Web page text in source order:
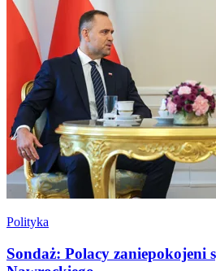
Polityka
Sondaż: Polacy zaniepokojeni